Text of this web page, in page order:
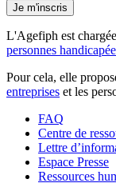
Je m'inscris
L'Agefiph est
personnes
Pour cela, elle
entreprises et les
FAQ
Centre de
Lettre
Espace Presse
Ressources